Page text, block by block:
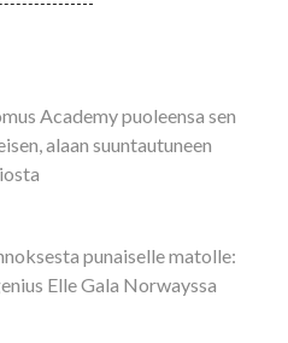
Academy puoleensa sen
alaan suuntautuneen
punaiselle matolle:
Elle Gala Norwayssa